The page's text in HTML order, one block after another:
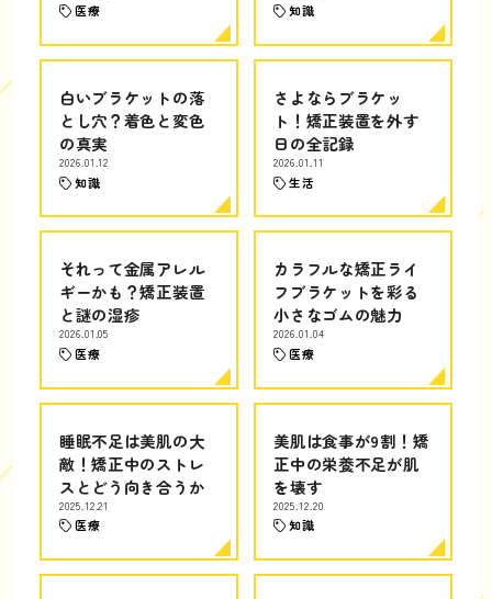
医療 知識
白いブラケットの落
とし穴？着色と変色
の真実
2026.01.12
知識
さよならブラケッ
ト！矯正装置を外す
日の全記録
2026.01.11
生活
それって金属アレル
ギーかも？矯正装置
と謎の湿疹
2026.01.05
医療
カラフルな矯正ライ
フブラケットを彩る
小さなゴムの魅力
2026.01.04
医療
睡眠不足は美肌の大
敵！矯正中のストレ
スとどう向き合うか
2025.12.21
医療
美肌は食事が9割！矯
正中の栄養不足が肌
を壊す
2025.12.20
知識